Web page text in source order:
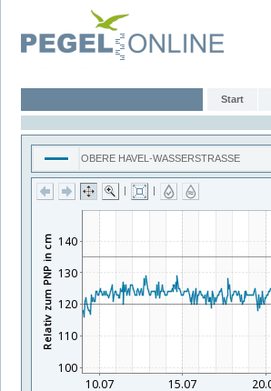
Start
OBERE HAVEL-WASSERSTRASSE
| |